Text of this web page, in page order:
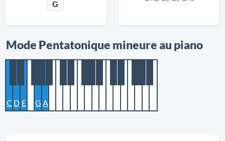
G
Mode Pentatonique mineure au piano
C D E G A